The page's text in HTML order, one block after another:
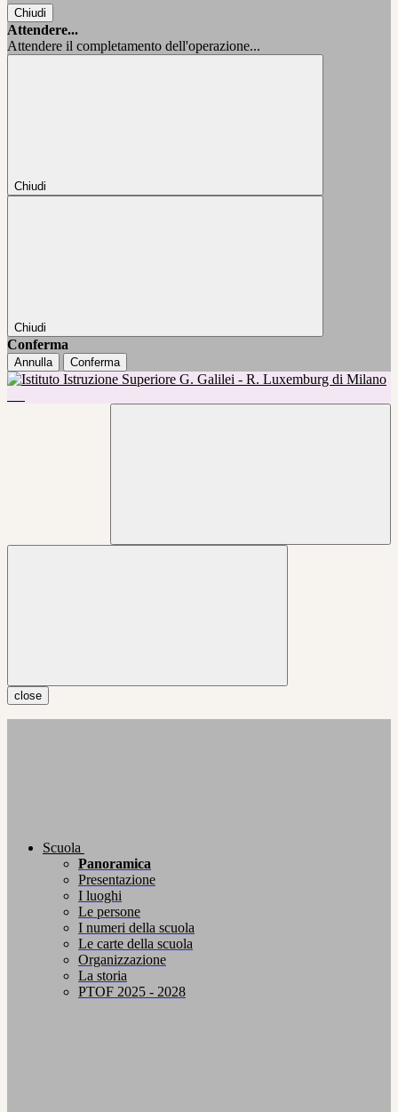
Chiudi
Attendere...
Attendere il completamento dell'operazione...
Chiudi
Chiudi
Conferma
Annulla Conferma
close
Scuola
Panoramica
Presentazione
I luoghi
Le persone
I numeri della scuola
Le carte della scuola
Organizzazione
La storia
PTOF 2025 - 2028